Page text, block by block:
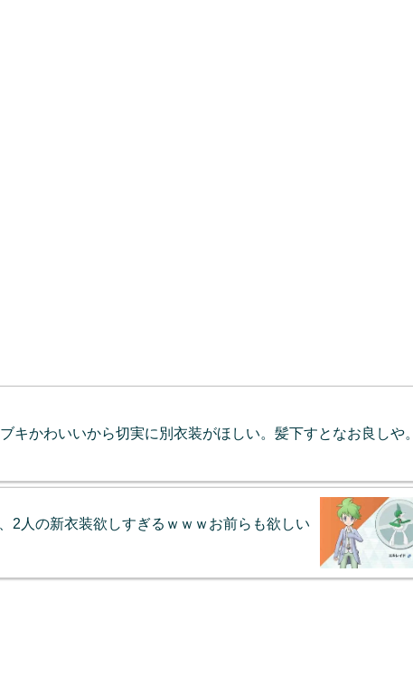
ブキかわいいから切実に別衣装がほしい。髪下すとなお良しや。
2人の新衣装欲しすぎるｗｗｗお前らも欲しい